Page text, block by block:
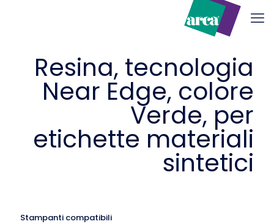
Resina, tecnologia
Near Edge, colore
Verde, per
etichette materiali
sintetici
Stampanti compatibili